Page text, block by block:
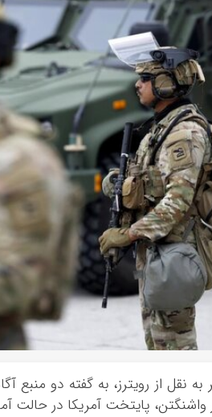
نقل از رویترز، به گفته دو منبع
واشنگتن، پایتخت آمریکا در حالت